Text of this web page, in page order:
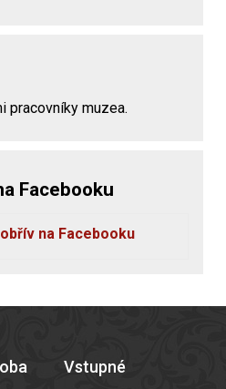
pracovníky muzea.
Facebooku
na Facebooku
Vstupné